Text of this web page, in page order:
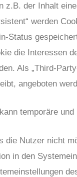
z.B. der Inhalt
werden
Status
die Interessen
Als „Third-
angeboten
temporäre
die Nutzer nicht
in den